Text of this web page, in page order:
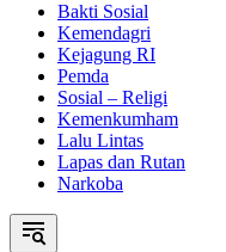
Bakti Sosial
Kemendagri
Kejagung RI
Pemda
Sosial – Religi
Kemenkumham
Lalu Lintas
Lapas dan Rutan
Narkoba